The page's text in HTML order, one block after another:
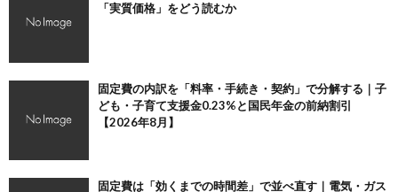
「実質価格」をどう読むか
固定費の内訳を「料率・手続き・契約」で分解する｜子
ども・子育て支援金0.23%と国民年金の前納割引
【2026年8月】
固定費は「効くまでの時間差」で並べ直す｜電気・ガス